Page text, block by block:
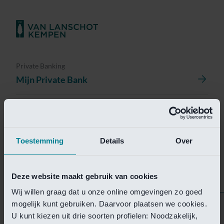
Toestemming Details Over
Deze website maakt gebruik van cookies
Wij willen graag dat u onze online omgevingen zo goed
mogelijk kunt gebruiken. Daarvoor plaatsen we cookies.
U kunt kiezen uit drie soorten profielen: Noodzakelijk,
Private Banking
Mijn Private Bank
Helaas is deze pagina